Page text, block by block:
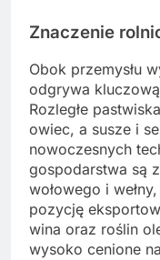
Znaczenie
Obok przemysłu
odgrywa
Rozległe
owiec, a susze i
nowoczesnych
gospodarstwa są
wołowego i
pozycję
wina oraz roślin
wysoko cenione